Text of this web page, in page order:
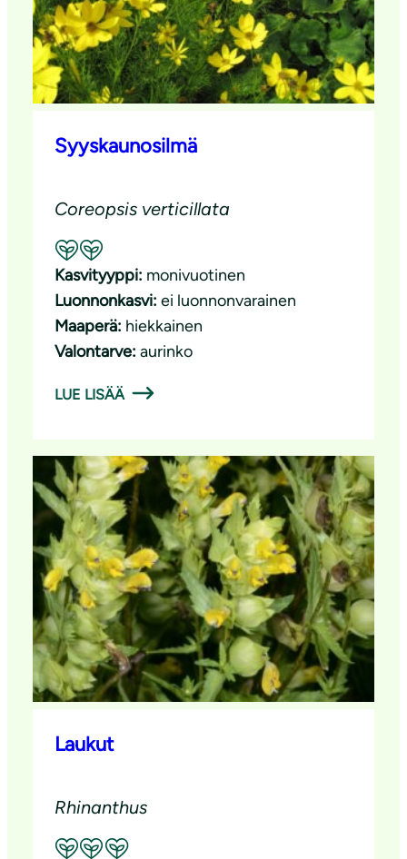
Syyskaunosilmä
Coreopsis verticillata
Suositeltavuus: Hyvä pölyttäjäkasvi
Kasvityyppi: monivuotinen
Luonnonkasvi: ei luonnonvarainen
Maaperä: hiekkainen
Valontarve: aurinko
LUE LISÄÄ
Laukut
Rhinanthus
Suositeltavuus: Erinomainen pölyttäjäkasvi